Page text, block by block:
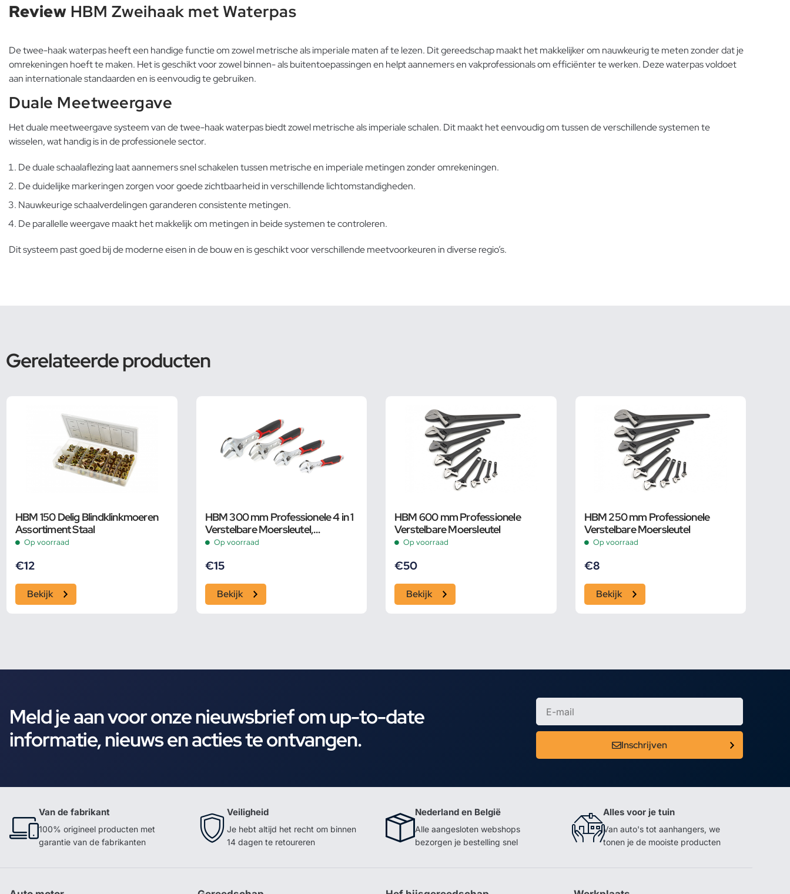
Review HBM Zweihaak met Waterpas
De twee-haak waterpas heeft een handige functie om zowel metrische als imperiale maten af te lezen. Dit gereedschap maakt het makkelijker om nauwkeurig te meten zonder dat je
omrekeningen hoeft te maken. Het is geschikt voor zowel binnen- als buitentoepassingen en helpt aannemers en vakprofessionals om efficiënter te werken. Deze waterpas voldoet
aan internationale standaarden en is eenvoudig te gebruiken.
Duale Meetweergave
Het duale meetweergave systeem van de twee-haak waterpas biedt zowel metrische als imperiale schalen. Dit maakt het eenvoudig om tussen de verschillende systemen te
wisselen, wat handig is in de professionele sector.
De duale schaalaflezing laat aannemers snel schakelen tussen metrische en imperiale metingen zonder omrekeningen.
De duidelijke markeringen zorgen voor goede zichtbaarheid in verschillende lichtomstandigheden.
Nauwkeurige schaalverdelingen garanderen consistente metingen.
De parallelle weergave maakt het makkelijk om metingen in beide systemen te controleren.
Dit systeem past goed bij de moderne eisen in de bouw en is geschikt voor verschillende meetvoorkeuren in diverse regio’s.
Gerelateerde producten
HBM 150 Delig Blindklinkmoeren
Assortiment Staal
Op voorraad
€12
Bekijk
HBM 300 mm Professionele 4 in 1
Verstelbare Moersleutel,
Pijpsleutel
Op voorraad
€15
Bekijk
HBM 600 mm Professionele
Verstelbare Moersleutel
Op voorraad
€50
Bekijk
HBM 250 mm Professionele
Verstelbare Moersleutel
Op voorraad
€8
Bekijk
Meld je aan voor onze nieuwsbrief om up-to-date
informatie, nieuws en acties te ontvangen.
Inschrijven
Van de fabrikant
100% origineel producten met
garantie van de fabrikanten
Veiligheid
Je hebt altijd het recht om binnen
14 dagen te retoureren
Nederland en België
Alle aangesloten webshops
bezorgen je bestelling snel
Alles voor je tuin
Van auto's tot aanhangers, we
tonen je de mooiste producten